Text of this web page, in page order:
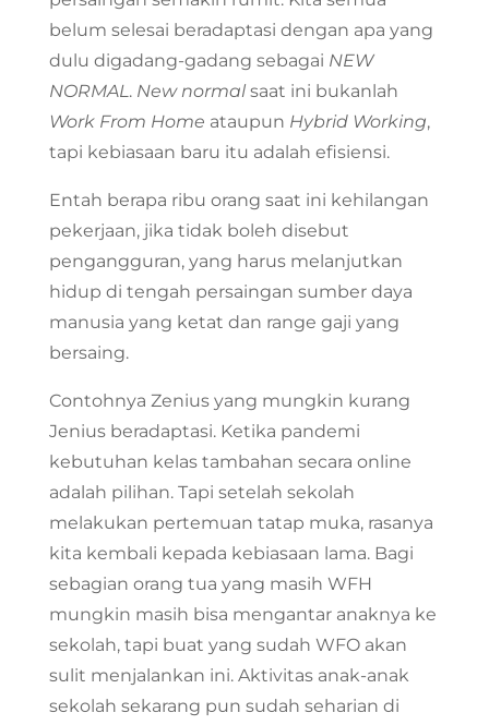
belum selesai beradaptasi dengan apa yang
dulu digadang-gadang sebagai NEW
NORMAL. New normalsaat ini bukanlah
Work From Home ataupun Hybrid Working,
tapi kebiasaan baru itu adalah efisiensi.
Entah berapa ribu orang saat ini kehilangan
pekerjaan, jika tidak boleh disebut
pengangguran, yang harus melanjutkan
hidup di tengah persaingan sumber daya
manusia yang ketat dan range gaji yang
bersaing.
Contohnya Zenius yang mungkin kurang
Jenius beradaptasi. Ketika pandemi
kebutuhan kelas tambahan secara online
adalah pilihan. Tapi setelah sekolah
melakukan pertemuan tatap muka, rasanya
kita kembali kepada kebiasaan lama. Bagi
sebagian orang tua yang masih WFH
mungkin masih bisa mengantar anaknya ke
sekolah, tapi buat yang sudah WFO akan
sulit menjalankan ini. Aktivitas anak-anak
sekolah sekarang pun sudah seharian di